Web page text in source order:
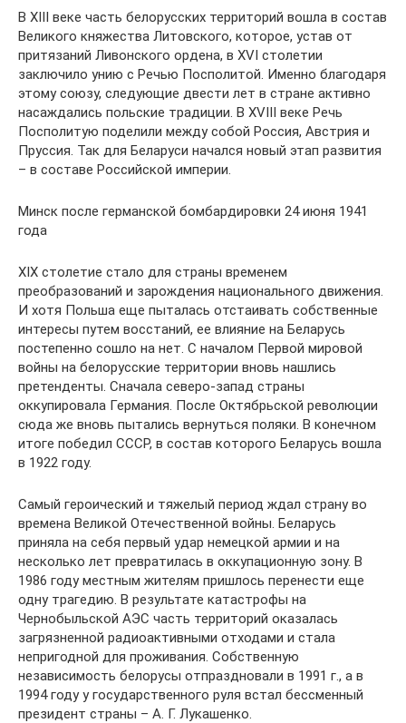
В XIII веке часть белорусских территорий вошла в состав
Великого княжества Литовского, которое, устав от
притязаний Ливонского ордена, в XVI столетии
заключило унию с Речью Посполитой. Именно благодаря
этому союзу, следующие двести лет в стране активно
насаждались польские традиции. В XVIII веке Речь
Посполитую поделили между собой Россия, Австрия и
Пруссия. Так для Беларуси начался новый этап развития
– в составе Российской империи.
Минск после германской бомбардировки 24 июня 1941
года
XIX столетие стало для страны временем
преобразований и зарождения национального движения.
И хотя Польша еще пыталась отстаивать собственные
интересы путем восстаний, ее влияние на Беларусь
постепенно сошло на нет. С началом Первой мировой
войны на белорусские территории вновь нашлись
претенденты. Сначала северо-запад страны
оккупировала Германия. После Октябрьской революции
сюда же вновь пытались вернуться поляки. В конечном
итоге победил СССР, в состав которого Беларусь вошла
в 1922 году.
Самый героический и тяжелый период ждал страну во
времена Великой Отечественной войны. Беларусь
приняла на себя первый удар немецкой армии и на
несколько лет превратилась в оккупационную зону. В
1986 году местным жителям пришлось перенести еще
одну трагедию. В результате катастрофы на
Чернобыльской АЭС часть территорий оказалась
загрязненной радиоактивными отходами и стала
непригодной для проживания. Собственную
независимость белорусы отпраздновали в 1991 г., а в
1994 году у государственного руля встал бессменный
президент страны – А. Г. Лукашенко.